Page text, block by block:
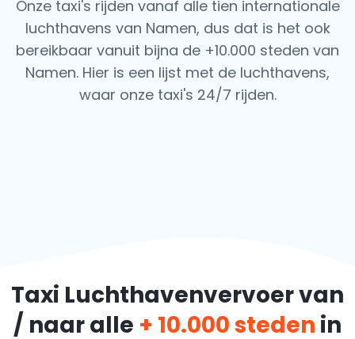
Onze taxi's rijden vanaf alle tien internationale
luchthavens van Namen, dus dat is het ook
bereikbaar vanuit bijna de +10.000 steden van
Namen. Hier is een lijst met de luchthavens,
waar onze taxi's 24/7 rijden.
Taxi Luchthavenvervoer van
/ naar alle + 10.000 steden in